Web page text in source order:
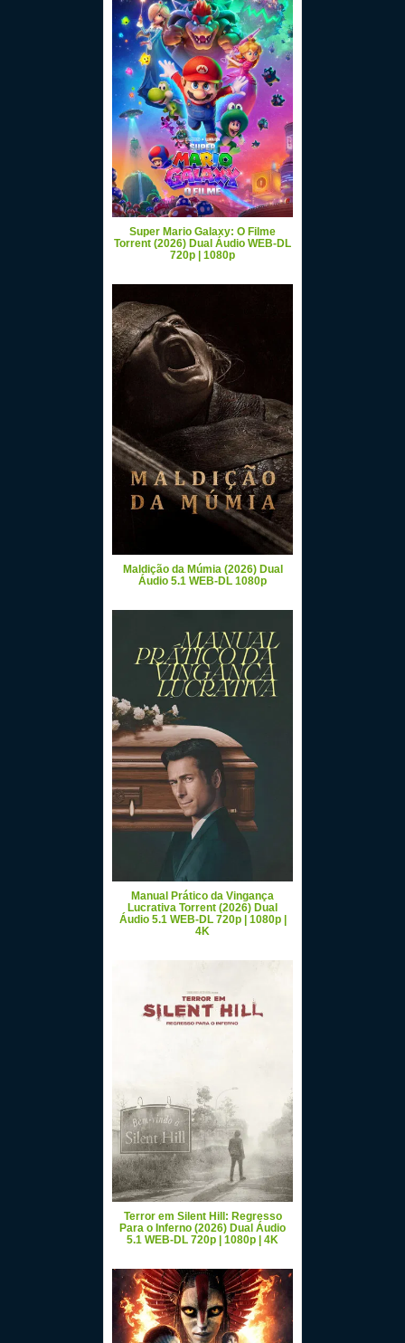
Super Mario Galaxy: O Filme
Torrent (2026) Dual Áudio WEB-DL
720p | 1080p
Maldição da Múmia (2026) Dual
Áudio 5.1 WEB-DL 1080p
Manual Prático da Vingança
Lucrativa Torrent (2026) Dual
Áudio 5.1 WEB-DL 720p | 1080p |
4K
Terror em Silent Hill: Regresso
Para o Inferno (2026) Dual Áudio
5.1 WEB-DL 720p | 1080p | 4K